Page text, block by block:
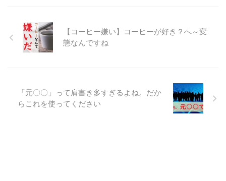
【コーヒー嫌い】コーヒーが好き？へ～変
態なんですね
「元〇〇」って肩書き多すぎるよね。だか
らこれを使ってください